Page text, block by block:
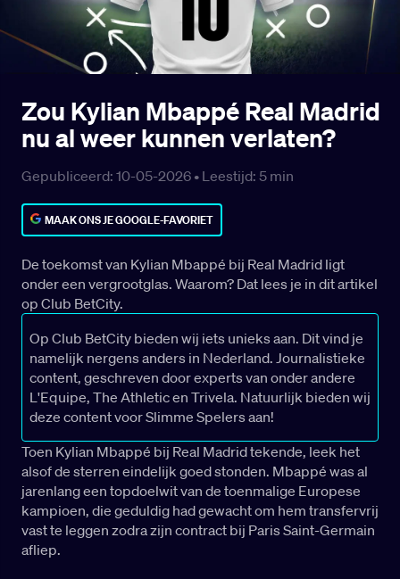
Zou Kylian Mbappé Real Madrid
nu al weer kunnen verlaten?
Gepubliceerd: 10-05-2026 • Leestijd: 5 min
MAAK ONS JE GOOGLE-FAVORIET
De toekomst van Kylian Mbappé bij Real Madrid ligt
onder een vergrootglas. Waarom? Dat lees je in dit artikel
op Club BetCity.
Op Club BetCity bieden wij iets unieks aan. Dit vind je
namelijk nergens anders in Nederland. Journalistieke
content, geschreven door experts van onder andere
L'Equipe, The Athletic en Trivela. Natuurlijk bieden wij
deze content voor Slimme Spelers aan!
Toen Kylian Mbappé bij Real Madrid tekende, leek het
alsof de sterren eindelijk goed stonden. Mbappé was al
jarenlang een topdoelwit van de toenmalige Europese
kampioen, die geduldig had gewacht om hem transfervrij
vast te leggen zodra zijn contract bij Paris Saint-Germain
afliep.